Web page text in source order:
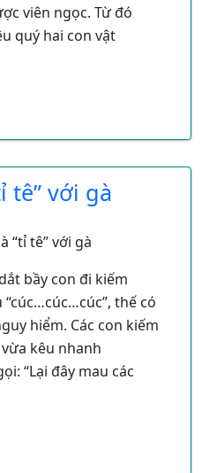
viên ngọc. Từ đó
quý hai con vật
tê” với gà
“tỉ tê” với gà
bầy con đi kiếm
thế có
hiểm. Các con kiếm
kêu nhanh
“Lại đây mau các